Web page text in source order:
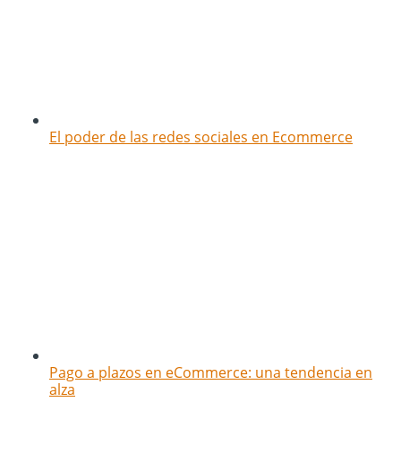
El poder de las redes sociales en Ecommerce
Pago a plazos en eCommerce: una tendencia en
alza